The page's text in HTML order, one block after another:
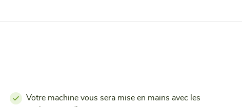
Votre machine vous sera mise en mains avec les